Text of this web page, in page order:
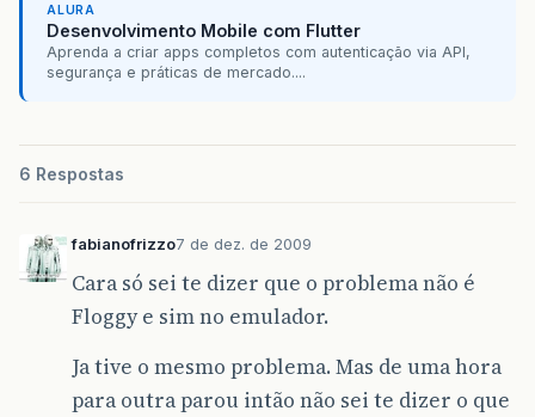
ALURA
Desenvolvimento Mobile com Flutter
Aprenda a criar apps completos com autenticação via API,
segurança e práticas de mercado....
6 Respostas
fabianofrizzo7 de dez. de 2009
Cara só sei te dizer que o problema não é
Floggy e sim no emulador.
Ja tive o mesmo problema. Mas de uma hora
para outra parou intão não sei te dizer o que